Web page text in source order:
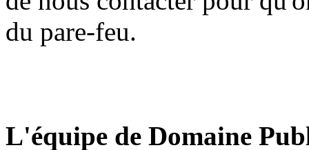
du pare-feu.
L'équipe de Domaine